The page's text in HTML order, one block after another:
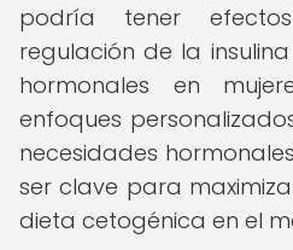
podría tener
regulación de la
hormonales en
enfoques
necesidades
ser clave para
dieta cetogénica en el